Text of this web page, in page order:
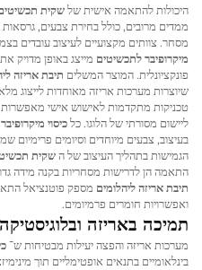
היכולות להתאמה אישית שלשקית
ממדים מרובים, כולל בחירת צבעים, גרסאות
מסחר. צוותים מקצועיים לעיצוב עובדים
מיקרופיבר לתכשיטים מייצג באופן מדויק
פונקציונלית. המוצר המשלים תיבת אריזה
שיוצרות מערכות אריזה מאוחדות לייצוג
טכניקות מתקדמות לאישוש אישי
ליישום מסורתי של הלוגו. כלכיסוי
בעיצוב, צבעים מיוחדים וסיומים פרימיום
הגמישות בתהליך העיצוב של השקית
התאמה הן לדרישות מסחריות בקנה מידה
תיבת אריזה ליהלומים מספק פוטנציאל
ואפשרויות חומרים פרמיומים.
תמיכה באריזה ובלוגיסטיקה
מערכות אריזה והפצה יעילות מבטיחות ש־
בינלאומיים בתנאים אופטימליים תוך